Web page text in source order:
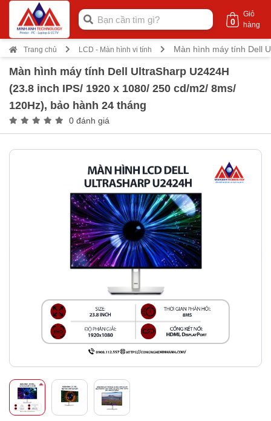
Giỏ
hàng
0
Trang chủ LCD - Màn hình vi tính Màn hình máy tính Dell
Màn hình máy tính Dell UltraSharp U2424H
(23.8 inch IPS/ 1920 x 1080/ 250 cd/m2/ 8ms/
120Hz), bảo hành 24 tháng
0 đánh giá